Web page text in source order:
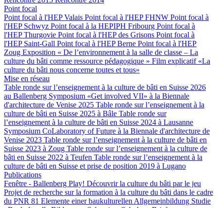
Point focal
Point focal à l'HEP Valais Point focal à l'HEP FHNW Point focal à
l'HEP Schwyz Point focal à la HEPIPH Fribourg Point focal à
l'HEP Thurgovie Point focal à l'HEP des Grisons Point focal à
l'HEP Saint-Gall Point focal à l'HEP Berne Point focal à l'HEP
Zoug Exposition « De l’environnement à la salle de classe – La
culture du bâti comme ressource pédagogique » Film explicatif «La
culture du bâti nous concerne toutes et tous»
Mise en réseau
Table ronde sur l’enseignement à la culture de bâti en Suisse 2026
au Ballenberg Symposium «Get involved VII» à la Biennale
d'architecture de Venise 2025 Table ronde sur l’enseignement à la
culture de bâti en Suisse 2025 à Bâle Table ronde sur
l’enseignement à la culture de bâti en Suisse 2024 à Lausanne
Symposium CoLaboratory of Future à la Biennale d'architecture de
Venise 2023 Table ronde sur l’enseignement à la culture de bâti en
Suisse 2023 à Zoug Table ronde sur l’enseignement à la culture de
bâti en Suisse 2022 à Teufen Table ronde sur l’enseignement à la
culture de bâti en Suisse et prise de position 2019 à Lugano
Publications
Fenêtre - Ballenberg Play! Découvrir la culture du bâti par le jeu
Projet de recherche sur la formation à la culture du bâti dans le cadre
du PNR 81 Elemente einer baukulturellen Allgemeinbildung Studie